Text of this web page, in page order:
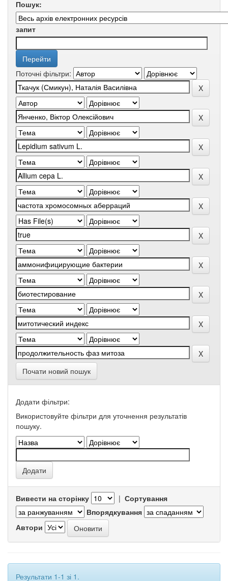
Пошук:
запит
Поточні фільтри:
Почати новий пошук
Додати фільтри:
Використовуйте фільтри для уточнення результатів
пошуку.
Вивести на сторінку | Сортування
Впорядкування
Автори
Результати 1-1 зі 1.